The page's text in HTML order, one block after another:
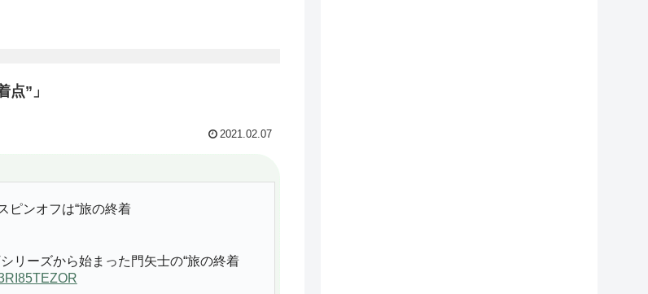
”」
2021.02.07
ピンオフは“旅の終着
リーズから始まった門矢士の“旅の終着